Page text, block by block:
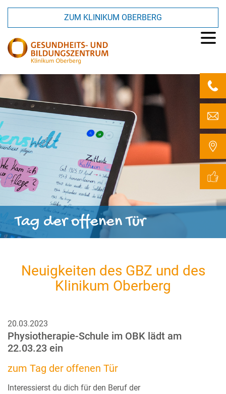
ZUM KLINIKUM OBERBERG
Tag deroffenenTür
Neuigkeiten des GBZ und des
Klinikum Oberberg
20.03.2023
Physiotherapie-Schule im OBK lädt am
22.03.23 ein
zum Tag der offenen Tür
Interessierst du dich für den Beruf der